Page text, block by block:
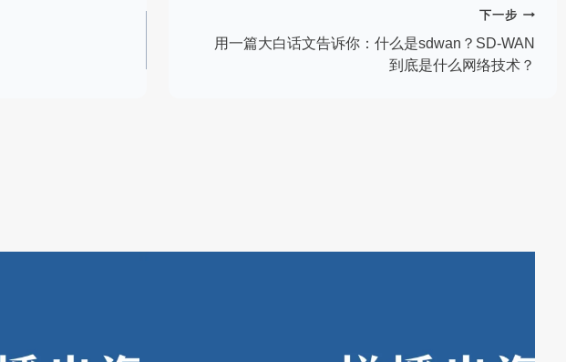
下一步
用一篇大白话文告诉你：什么是sdwan？SD-WAN
到底是什么网络技术？